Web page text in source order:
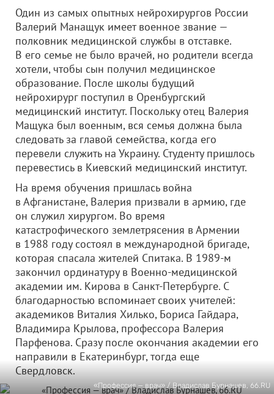
Один из самых опытных нейрохирургов России
Валерий Манащук имеет военное звание —
полковник медицинской службы в отставке.
В его семье не было врачей, но родители всегда
хотели, чтобы сын получил медицинское
образование. После школы будущий
нейрохирург поступил в Оренбургский
медицинский институт. Поскольку отец Валерия
Мащука был военным, вся семья должна была
следовать за главой семейства, когда его
перевели служить на Украину. Студенту пришлось
перевестись в Киевский медицинский институт.
На время обучения пришлась война
в Афганистане, Валерия призвали в армию, где
он служил хирургом. Во время
катастрофического землетрясения в Армении
в 1988 году состоял в международной бригаде,
которая спасала жителей Спитака. В 1989-м
закончил ординатуру в Военно-медицинской
академии им. Кирова в Санкт-Петербурге. С
благодарностью вспоминает своих учителей:
академиков Виталия Хилько, Бориса Гайдара,
Владимира Крылова, профессора Валерия
Парфенова. Сразу после окончания академии его
направили в Екатеринбург, тогда еще
Свердловск.
«Профессия — врач» / Владислав Бурнашев, 66.RU